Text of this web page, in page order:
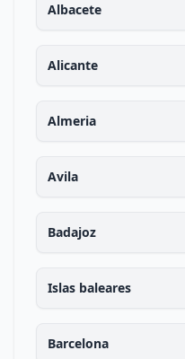
Albacete
Alicante
Almeria
Avila
Badajoz
Islas baleares
Barcelona